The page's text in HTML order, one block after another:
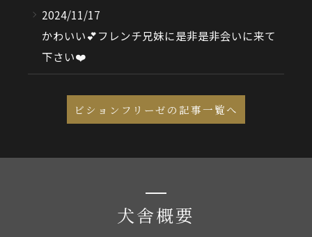
2024/11/17
かわいい💕フレンチ兄妹に是非是非会いに来て
下さい❤️
ビションフリーゼの記事一覧へ
犬舎概要